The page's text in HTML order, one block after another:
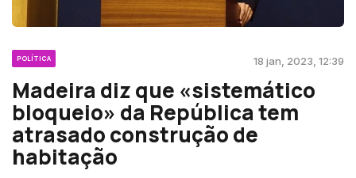
POLÍTICA 18 jan, 2023, 12:39
Madeira diz que «sistemático
bloqueio» da República tem
atrasado construção de
habitação